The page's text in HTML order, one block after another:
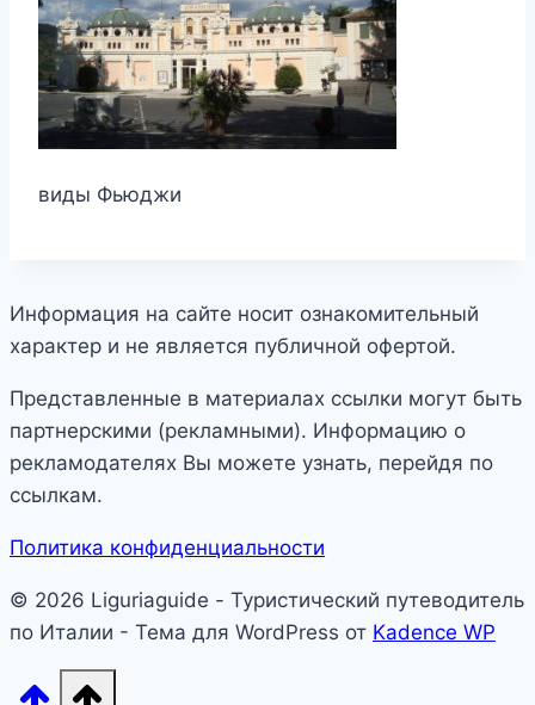
виды Фьюджи
Информация на сайте носит ознакомительный
характер и не является публичной офертой.
Представленные в материалах ссылки могут быть
партнерскими (рекламными). Информацию о
рекламодателях Вы можете узнать, перейдя по
ссылкам.
Политика конфиденциальности
© 2026 Liguriaguide - Туристический путеводитель
по Италии - Тема для WordPress от Kadence WP